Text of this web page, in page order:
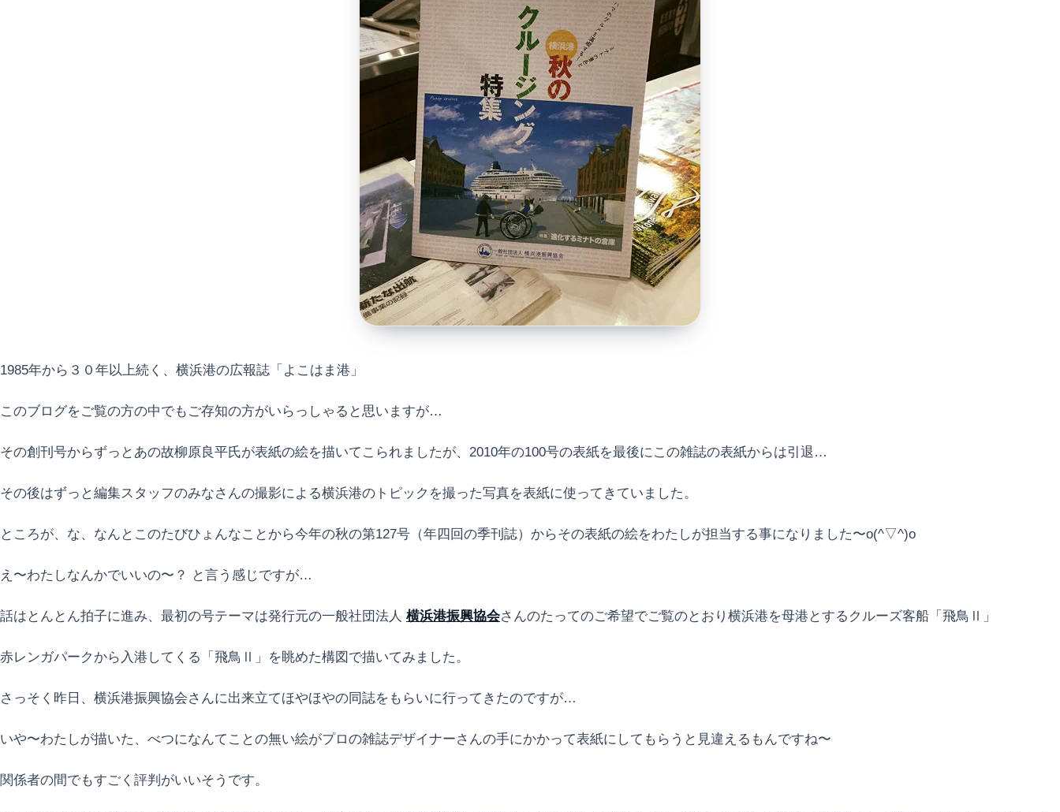
1985年から３０年以上続く、横浜港の広報誌「よこはま港」
このブログをご覧の方の中でもご存知の方がいらっしゃると思いますが…
その創刊号からずっとあの故柳原良平氏が表紙の絵を描いてこられましたが、2010年の100号の表紙を最後にこの雑誌の表紙からは引退…
その後はずっと編集スタッフのみなさんの撮影による横浜港のトピックを撮った写真を表紙に使ってきていました。
ところが、な、なんとこのたびひょんなことから今年の秋の第127号（年四回の季刊誌）からその表紙の絵をわたしが担当する事になりました〜o(^▽^)o
え〜わたしなんかでいいの〜？ と言う感じですが…
話はとんとん拍子に進み、最初の号テーマは発行元の一般社団法人 横浜港振興協会さんのたってのご希望でご覧のとおり横浜港を母港とするクルーズ客船「飛鳥Ⅱ」
赤レンガパークから入港してくる「飛鳥Ⅱ」を眺めた構図で描いてみました。
さっそく昨日、横浜港振興協会さんに出来立てほやほやの同誌をもらいに行ってきたのですが…
いや〜わたしが描いた、べつになんてことの無い絵がプロの雑誌デザイナーさんの手にかかって表紙にしてもらうと見違えるもんですね〜
関係者の間でもすごく評判がいいそうです。